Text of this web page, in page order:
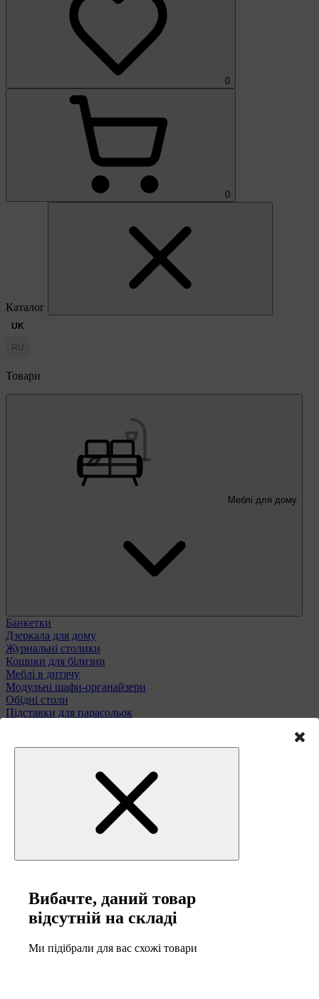
0
0
Каталог
UK
RU
Товари
Меблі для дому
Банкетки
Дзеркала для дому
Журнальні столики
Кошики для білизни
Меблі в дитячу
Модульні шафи-органайзери
Обідні столи
Підставки для парасольок
Туалетні столики
Вибачте, даний товар
відсутній на складі
Ми підібрали для вас схожі товари